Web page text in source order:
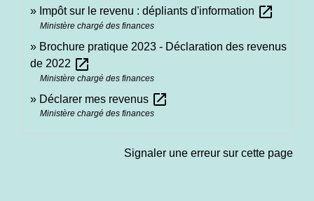
Impôt sur le revenu : dépliants d'information open_in_new
Ministère chargé des finances
Brochure pratique 2023 - Déclaration des revenus
de 2022 open_in_new
Ministère chargé des finances
Déclarer mes revenus open_in_new
Ministère chargé des finances
Signaler une erreur sur cette page